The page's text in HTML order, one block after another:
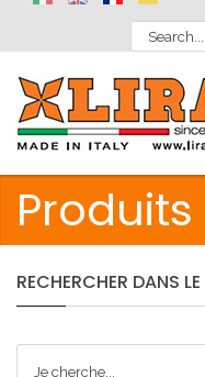
Produits
RECHERCHER DANS LE